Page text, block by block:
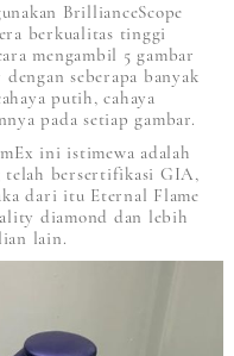
BrillianceScope
berkualitas tinggi
mengambil 5 gambar
seberapa banyak
putih, cahaya
pada setiap gambar.
ini istimewa adalah
telah bersertifikasi GIA,
dari itu Eternal Flame
diamond dan lebih
lain.